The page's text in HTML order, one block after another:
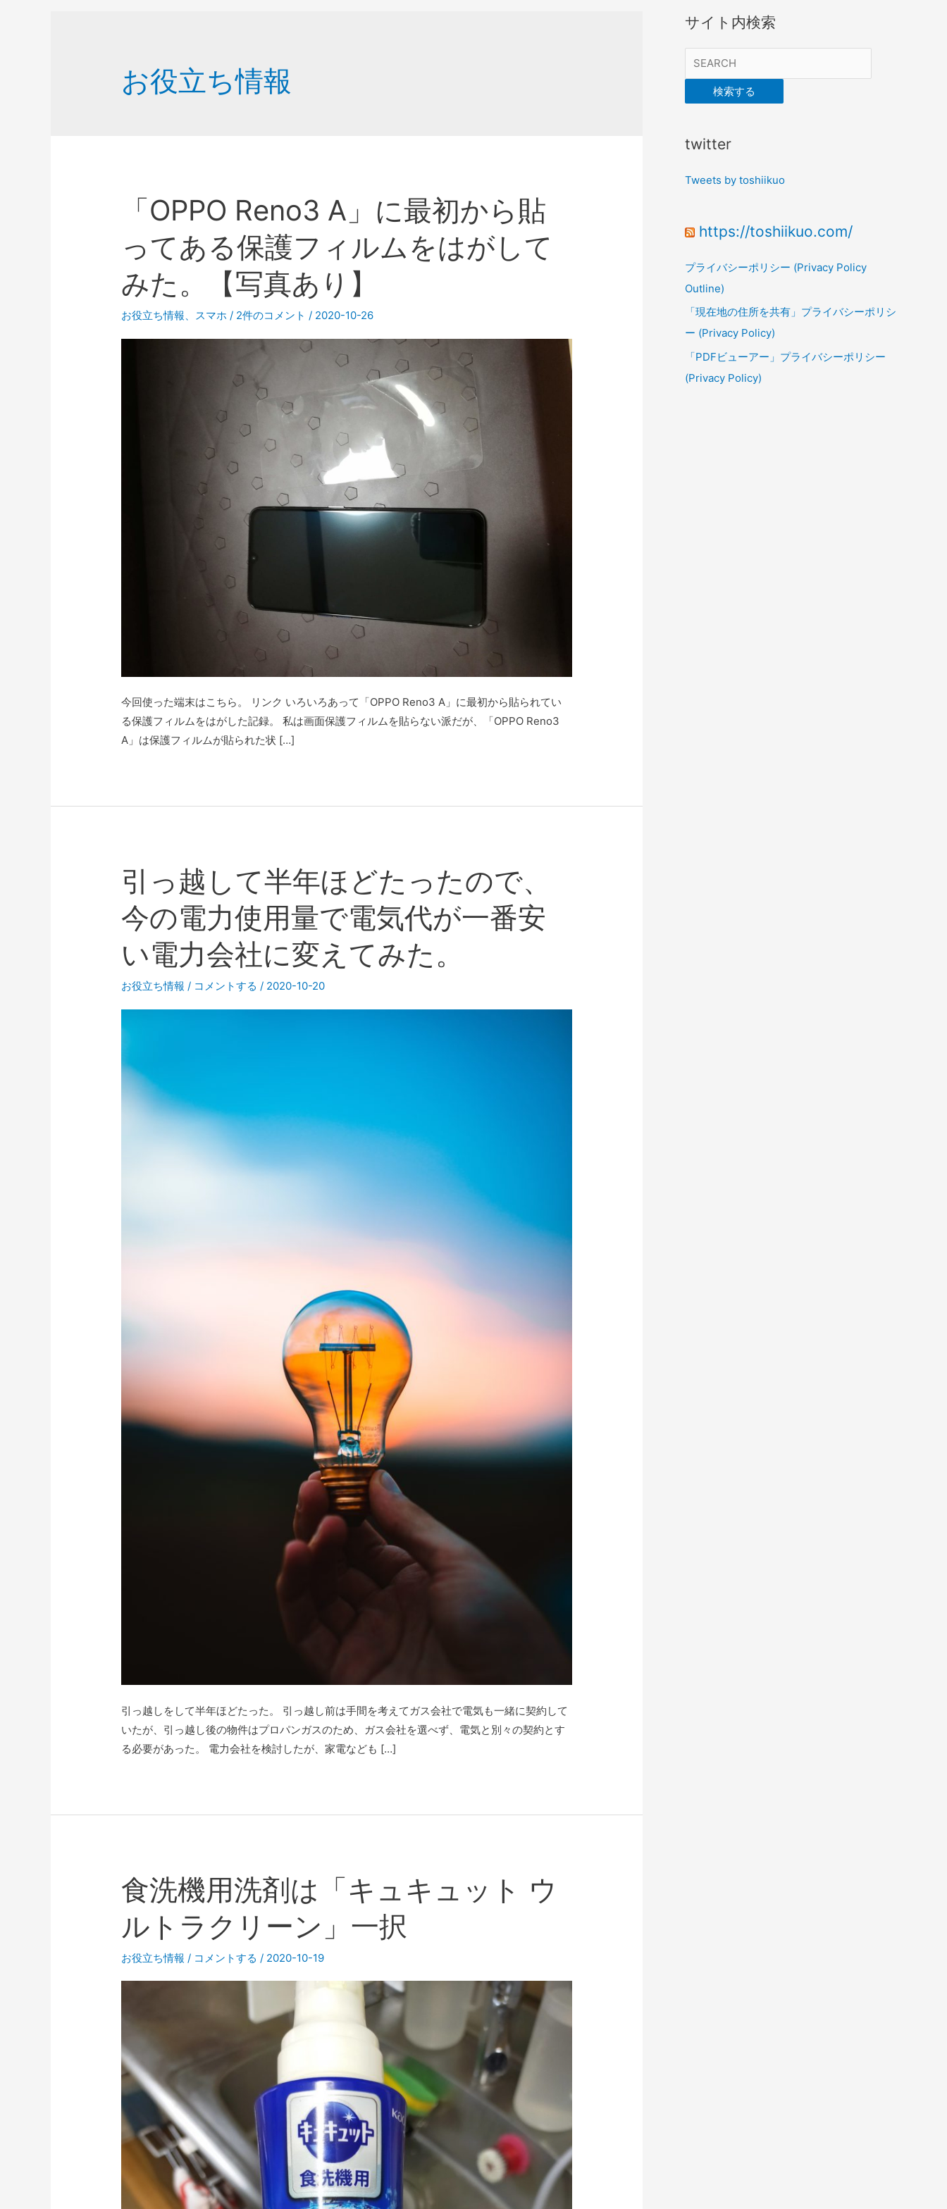
お役立ち情報
「OPPO Reno3 A」に最初から貼
ってある保護フィルムをはがして
みた。【写真あり】
お役立ち情報、 スマホ / 2件のコメント / 2020-10-26
今回使った端末はこちら。 リンク いろいろあって「OPPO Reno3 A」に最初から貼られてい
る保護フィルムをはがした記録。 私は画面保護フィルムを貼らない派だが、「OPPO Reno3
A」は保護フィルムが貼られた状 […]
引っ越して半年ほどたったので、
今の電力使用量で電気代が一番安
い電力会社に変えてみた。
お役立ち情報 / コメントする / 2020-10-20
引っ越しをして半年ほどたった。 引っ越し前は手間を考えてガス会社で電気も一緒に契約して
いたが、引っ越し後の物件はプロパンガスのため、ガス会社を選べず、電気と別々の契約とす
る必要があった。 電力会社を検討したが、家電なども […]
食洗機用洗剤は「キュキュット ウ
ルトラクリーン」一択
お役立ち情報 / コメントする / 2020-10-19
サイト内検索
検索する
twitter
Tweets by toshiikuo
https://toshiikuo.com/
プライバシーポリシー (Privacy Policy
Outline)
「現在地の住所を共有」プライバシーポリシ
ー (Privacy Policy)
「PDFビューアー」プライバシーポリシー
(Privacy Policy)